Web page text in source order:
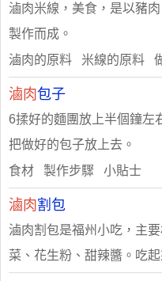
滷肉米線，美食，是以豬
製作而成。
滷肉的原料 米線的原料
滷肉包子
6揉好的麵團放上半個鐘左
把做好的包子放上去。
食材 製作步驟 小貼士
滷肉 割包
滷肉割包是福州小吃，主
菜、花生粉、甜辣醬。吃